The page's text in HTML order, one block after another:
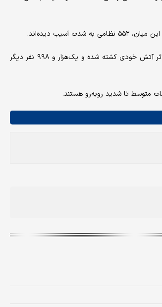
همچنین بر اساس آمار رسمی، در مجموع ۷۸ نظامی اسرائیلی طی حوادث عملیاتی یا بر اثر آتش خودی کشته شده و یک‌هزار و ۹۹۸ نفر دیگر